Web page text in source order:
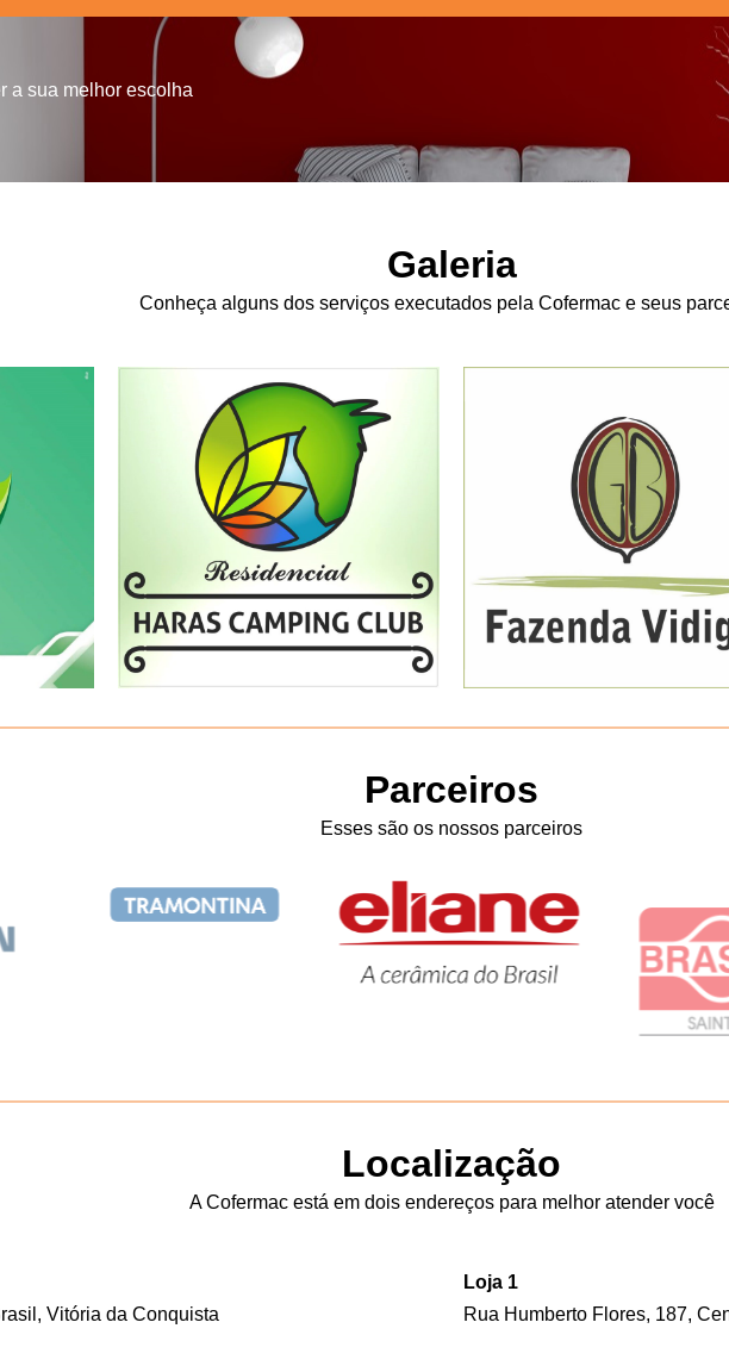
a sua melhor escolha
Galeria
Conheça alguns dos serviços executados pela Cofermac e seus
Parceiros
Esses são os nossos parceiros
Localização
A Cofermac está em dois endereços para melhor atender você
Vitória da Conquista
Loja 1
Rua Humberto Flores, 187,